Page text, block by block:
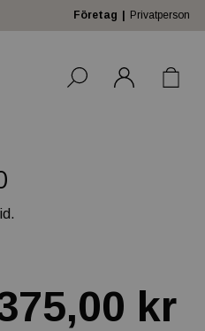
Företag Privatperson
kr